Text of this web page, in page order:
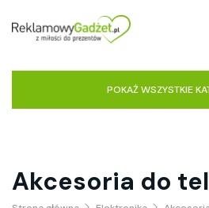
POKAŻ WSZYSTKIE
Akcesoria do